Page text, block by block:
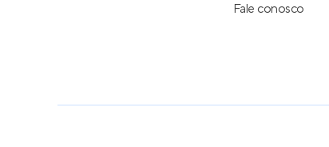
Fale conosco